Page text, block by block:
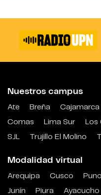
Nuestros campus
Ate Breña Cajamarca
Comas
Lima Sur
Los
SJL
Trujillo El Molino
Modalidad virtual
Arequipa Cusco Puno
Junín
Piura Ayacucho